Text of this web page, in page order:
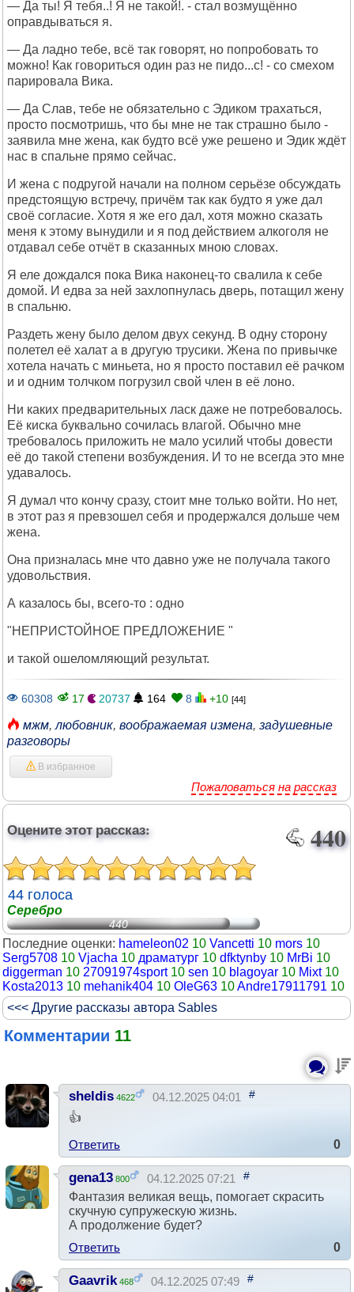
— Да ты! Я тебя..! Я не такой!. - стал возмущённо
оправдываться я.
— Да ладно тебе, всё так говорят, но попробовать то
можно! Как говориться один раз не пидо...с! - со смехом
парировала Вика.
— Да Слав, тебе не обязательно с Эдиком трахаться,
просто посмотришь, что бы мне не так страшно было -
заявила мне жена, как будто всё уже решено и Эдик ждёт
нас в спальне прямо сейчас.
И жена с подругой начали на полном серьёзе обсуждать
предстоящую встречу, причём так как будто я уже дал
своё согласие. Хотя я же его дал, хотя можно сказать
меня к этому вынудили и я под действием алкоголя не
отдавал себе отчёт в сказанных мною словах.
Я еле дождался пока Вика наконец-то свалила к себе
домой. И едва за ней захлопнулась дверь, потащил жену
в спальню.
Раздеть жену было делом двух секунд. В одну сторону
полетел её халат а в другую трусики. Жена по привычке
хотела начать с миньета, но я просто поставил её рачком
и и одним толчком погрузил свой член в её лоно.
Ни каких предварительных ласк даже не потребовалось.
Её киска буквально сочилась влагой. Обычно мне
требовалось приложить не мало усилий чтобы довести
её до такой степени возбуждения. И то не всегда это мне
удавалось.
Я думал что кончу сразу, стоит мне только войти. Но нет,
в этот раз я превзошел себя и продержался дольше чем
жена.
Она призналась мне что давно уже не получала такого
удовольствия.
А казалось бы, всего-то : одно
"НЕПРИСТОЙНОЕ ПРЕДЛОЖЕНИЕ "
и такой ошеломляющий результат.
60308 17 20737 164 8 +10 [44]
мжм, любовник, воображаемая измена, задушевные
разговоры
В избранное
Пожаловаться на рассказ
Оцените этот рассказ: 440
44 голоса
Серебро
440
Последние оценки: hameleon02 10 Vancetti 10 mors 10
Serg5708 10 Vjacha 10 драматург 10 dfktynby 10 MrBi 10
diggerman 10 27091974sport 10 sen 10 blagoyar 10 Mixt 10
Kosta2013 10 mehanik404 10 OleG63 10Andre17911791 10
<<< Другие рассказы автора Sables
Комментарии 11
sheldis 4622 04.12.2025 04:01 #
👍
Ответить
0
gena13 800 04.12.2025 07:21 #
Фантазия великая вещь, помогает скрасить
скучную супружескую жизнь.
А продолжение будет?
Ответить
0
Gaavrik 468 04.12.2025 07:49 #